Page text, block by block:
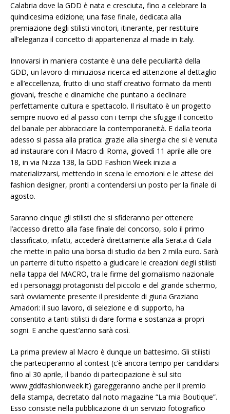
Calabria dove la GDD è nata e cresciuta, fino a celebrare la
quindicesima edizione; una fase finale, dedicata alla
premiazione degli stilisti vincitori, itinerante, per restituire
all’eleganza il concetto di appartenenza al made in Italy.
Innovarsi in maniera costante è una delle peculiarità della
GDD, un lavoro di minuziosa ricerca ed attenzione al dettaglio
e all’eccellenza, frutto di uno staff creativo formato da menti
giovani, fresche e dinamiche che puntano a declinare
perfettamente cultura e spettacolo. Il risultato è un progetto
sempre nuovo ed al passo con i tempi che sfugge il concetto
del banale per abbracciare la contemporaneità. E dalla teoria
adesso si passa alla pratica: grazie alla sinergia che si è venuta
ad instaurare con il Macro di Roma, giovedì 11 aprile alle ore
18, in via Nizza 138, la GDD Fashion Week inizia a
materializzarsi, mettendo in scena le emozioni e le attese dei
fashion designer, pronti a contendersi un posto per la finale di
agosto.
Saranno cinque gli stilisti che si sfideranno per ottenere
l’accesso diretto alla fase finale del concorso, solo il primo
classificato, infatti, accederà direttamente alla Serata di Gala
che mette in palio una borsa di studio da ben 2 mila euro. Sarà
un parterre di tutto rispetto a giudicare le creazioni degli stilisti
nella tappa del MACRO, tra le firme del giornalismo nazionale
ed i personaggi protagonisti del piccolo e del grande schermo,
sarà ovviamente presente il presidente di giuria Graziano
Amadori: il suo lavoro, di selezione e di supporto, ha
consentito a tanti stilisti di dare forma e sostanza ai propri
sogni. E anche quest’anno sarà così.
La prima preview al Macro è dunque un battesimo. Gli stilisti
che parteciperanno al contest (c’è ancora tempo per candidarsi
fino al 30 aprile, il bando di partecipazione è sul sito
www.gddfashionweek.it) gareggeranno anche per il premio
della stampa, decretato dal noto magazine “La mia Boutique”.
Esso consiste nella pubblicazione di un servizio fotografico